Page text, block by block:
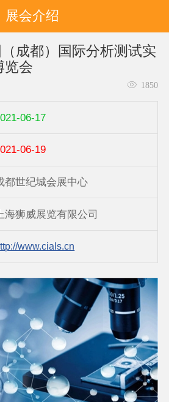
展会介绍
成都）国际分析测试实
览会
1850
06-17
06-19
都世纪城会展中心
上海狮威展览有限公司
www.cials.cn